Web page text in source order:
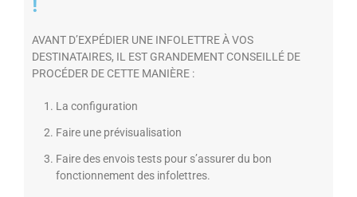
AVANT D’EXPÉDIER UNE INFOLETTRE À VOS
DESTINATAIRES, IL EST GRANDEMENT CONSEILLÉ DE
PROCÉDER DE CETTE MANIÈRE :
La configuration
Faire une prévisualisation
Faire des envois tests pour s’assurer du bon
fonctionnement des infolettres.